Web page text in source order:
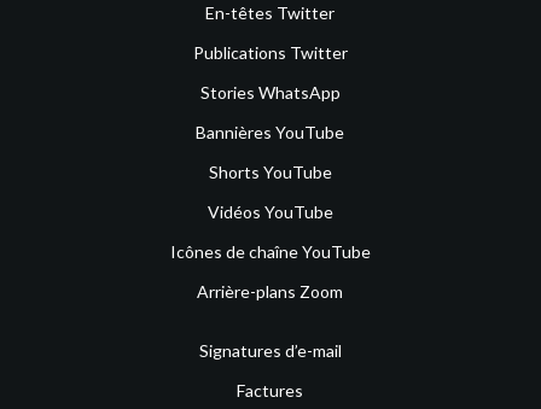
En-têtes Twitter
Publications Twitter
Stories WhatsApp
Bannières YouTube
Shorts YouTube
Vidéos YouTube
Icônes de chaîne YouTube
Arrière-plans Zoom
Signatures d’e-mail
Factures